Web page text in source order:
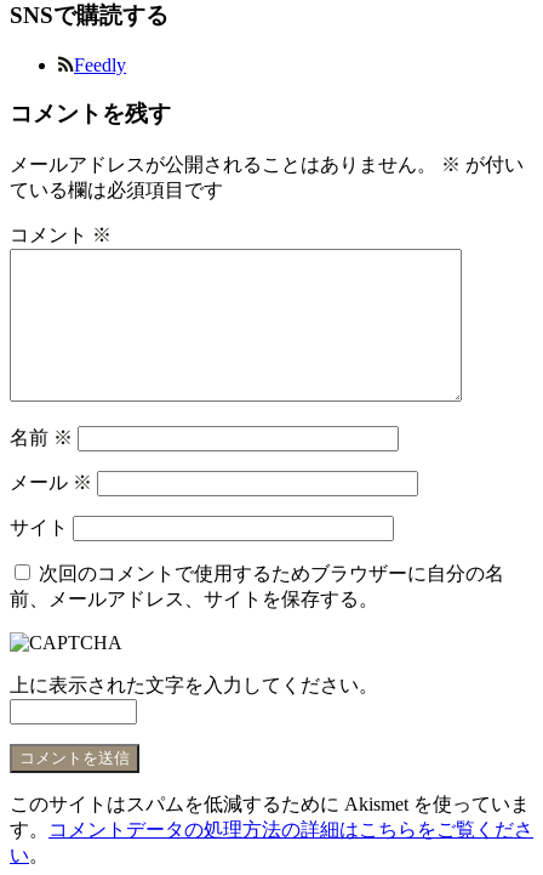
SNSで購読する
Feedly
コメントを残す
メールアドレスが公開されることはありません。 ※ が付い
ている欄は必須項目です
コメント ※
名前 ※
メール ※
サイト
次回のコメントで使用するためブラウザーに自分の名
前、メールアドレス、サイトを保存する。
上に表示された文字を入力してください。
このサイトはスパムを低減するために Akismet を使っていま
す。
コメントデータの処理方法の詳細はこちらをご覧くださ
い。